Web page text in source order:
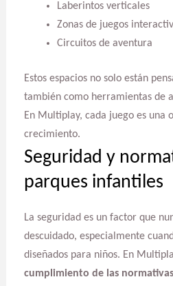
Laberintos verticales
Zonas de juegos
Circuitos de aventura
Estos espacios no solo están
también como herramientas de
En Multiplay, cada juego es una
crecimiento.
Seguridad y
parques infantiles
La seguridad es un factor que
descuidado, especialmente
diseñados para niños. En
cumplimiento de las normativas